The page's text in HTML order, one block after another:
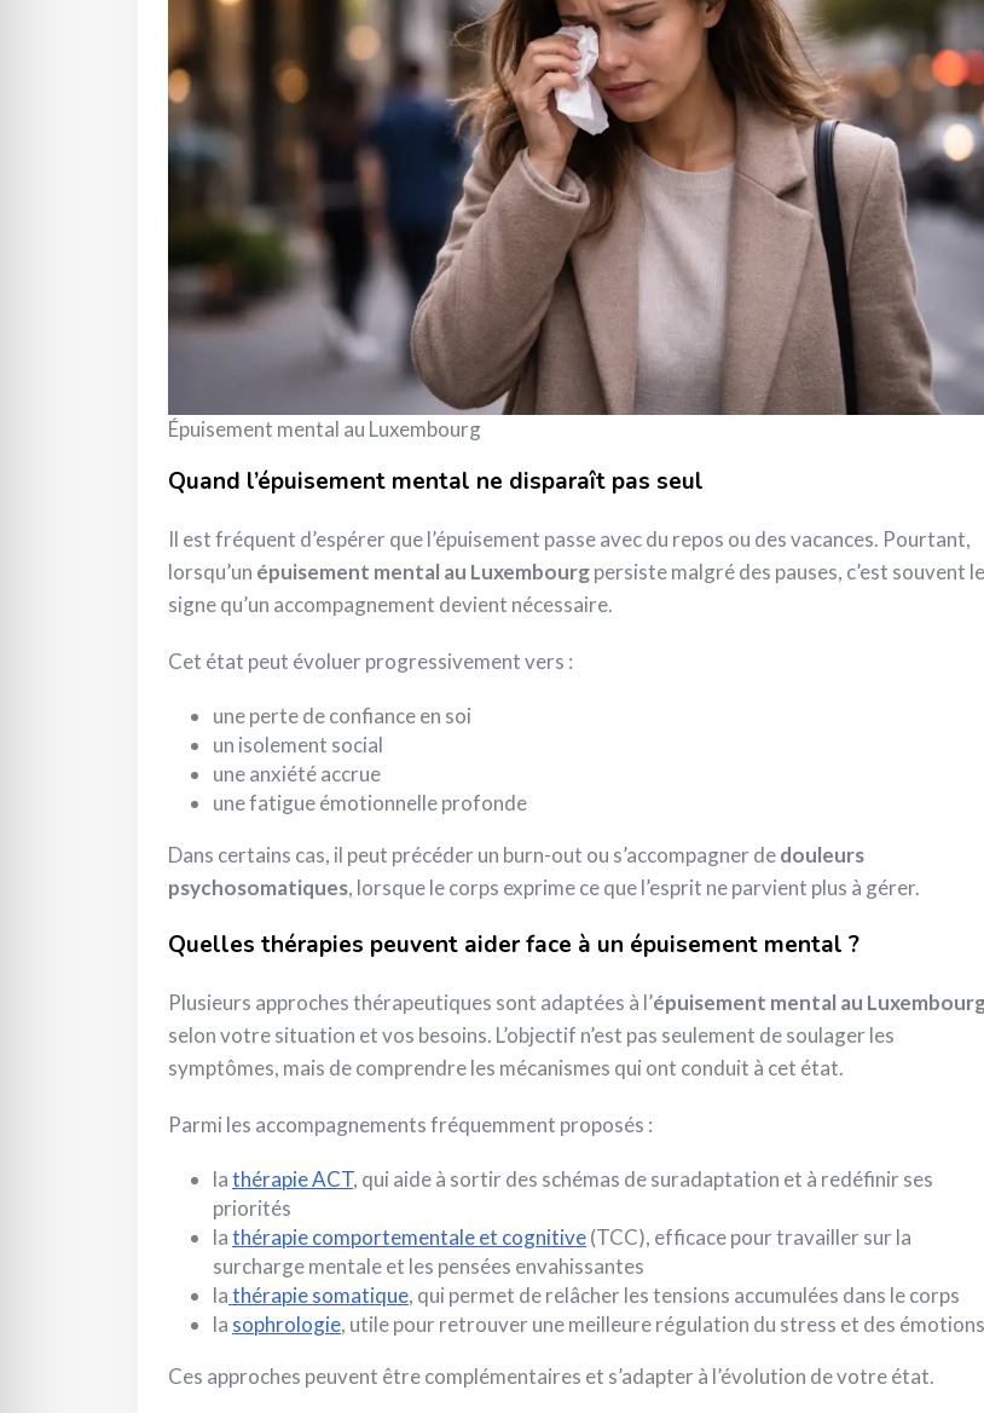
Épuisement mental au Luxembourg
Quand l’épuisement mental ne disparaît pas seul
Il est fréquent d’espérer que l’épuisement passe avec du repos ou des vacances. Pourtant,
lorsqu’un épuisement mental au Luxembourgpersiste malgré des pauses, c’est souvent le
signe qu’un accompagnement devient nécessaire.
Cet état peut évoluer progressivement vers :
une perte de confiance en soi
un isolement social
une anxiété accrue
une fatigue émotionnelle profonde
Dans certains cas, il peut précéder un burn-out ou s’accompagner dedouleurs
psychosomatiques, lorsque le corps exprime ce que l’esprit ne parvient plus à gérer.
Quelles thérapies peuvent aider face à un épuisement mental ?
Plusieurs approches thérapeutiques sont adaptées à l’épuisement mental au
selon votre situation et vos besoins. L’objectif n’est pas seulement de soulager les
symptômes, mais de comprendre les mécanismes qui ont conduit à cet état.
Parmi les accompagnements fréquemment proposés :
lathérapie ACT, qui aide à sortir des schémas de suradaptation et à redéfinir ses
priorités
lathérapie comportementale et cognitive(TCC), efficace pour travailler sur la
surcharge mentale et les pensées envahissantes
lathérapie somatique, qui permet de relâcher les tensions accumulées dans le corps
la sophrologie, utile pour retrouver une meilleure régulation du stress et des émotions
Ces approches peuvent être complémentaires et s’adapter à l’évolution de votre état.